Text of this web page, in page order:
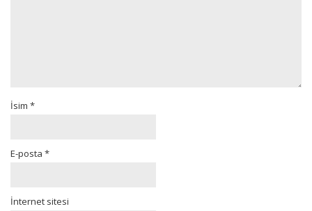
İsim *
E-posta *
İnternet sitesi